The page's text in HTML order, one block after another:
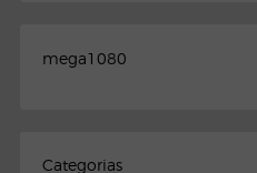
mega1080
Categorias